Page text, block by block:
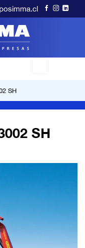
SH
SH